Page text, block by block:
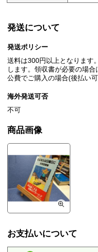
発送について
発送ポリシー
送料は300円以上となります
します。領収書が必要の場合
公費でご購入の場合(後払い
海外発送可否
不可
商品画像
お支払いについて